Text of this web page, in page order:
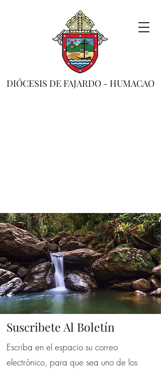
DIÓCESIS DE FAJARDO - HUMACAO
Suscribete Al Boletín
Escriba en el espacio su correo
electrónico, para que sea uno de los